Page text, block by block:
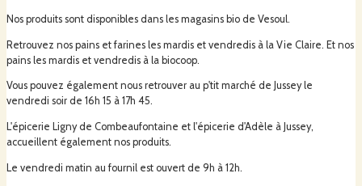
Nos produits sont disponibles dans les magasins bio de Vesoul.
Retrouvez nos pains et farines les mardis et vendredis à la Vie Claire. Et nos
pains les mardis et vendredis à la biocoop.
Vous pouvez également nous retrouver au p'tit marché de Jussey le
vendredi soir de 16h 15 à 17h 45.
L'épicerie Ligny de Combeaufontaine et l'épicerie d'Adèle à Jussey,
accueillent également nos produits.
Le vendredi matin au fournil est ouvert de 9h à 12h.